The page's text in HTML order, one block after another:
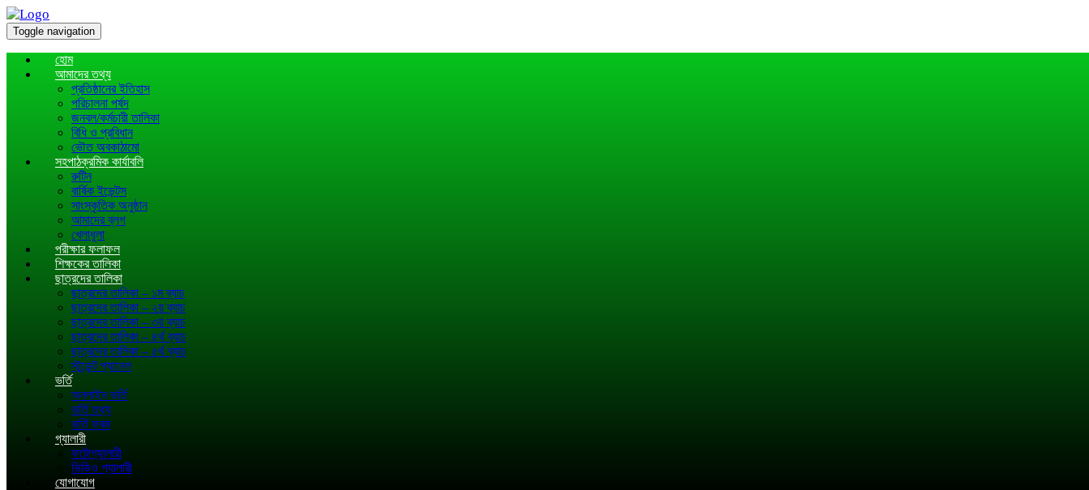
Toggle navigation
হোম
আমাদের তথ্য
প্রতিষ্ঠানের ইতিহাস
পরিচালনা পর্ষদ
জনবল/কর্মচারী তালিকা
বিধি ও প্রবিধান
ভৌত অবকাঠামো
সহপাঠক্রমিক কার্যাবলি
রুটিন
বার্ষিক ইভেন্টস
সাংস্কৃতিক অনুষ্ঠান
আমাদের ব্লগ
খেলাধূলা
পরীক্ষার ফলাফল
শিক্ষকের তালিকা
ছাত্রদের তালিকা
ছাত্রদের তালিকা – ১ম ব্যাচ
ছাত্রদের তালিকা – ২য় ব্যাচ
ছাত্রদের তালিকা – ৩য় ব্যাচ
ছাত্রদের তালিকা – ৪র্থ ব্যাচ
ছাত্রদের তালিকা – ৫র্থ ব্যাচ
স্টুডেন্ট প্যানেল
ভর্তি
অনলাইন ভর্তি
ভর্তি তথ্য
ভর্তি ফরম
গ্যালারী
ফটোগ্যালারী
ভিডিও গ্যালারী
যোগাযোগ